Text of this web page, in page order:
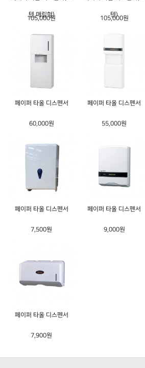
텐,매립형)
105,000원
텐)
105,000원
페이퍼 타올 디스펜서
60,000원
페이퍼 타올 디스펜서
55,000원
페이퍼 타올 디스펜서
7,500원
페이퍼 타올 디스펜서
9,000원
페이퍼 타올 디스펜서
7,900원